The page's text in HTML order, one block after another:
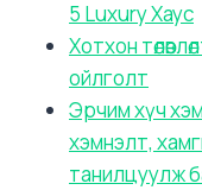
5 Luxury Хаус
Хотхон
ойлголт
Эрчим хүч
хэмнэлт,
танилцуулж